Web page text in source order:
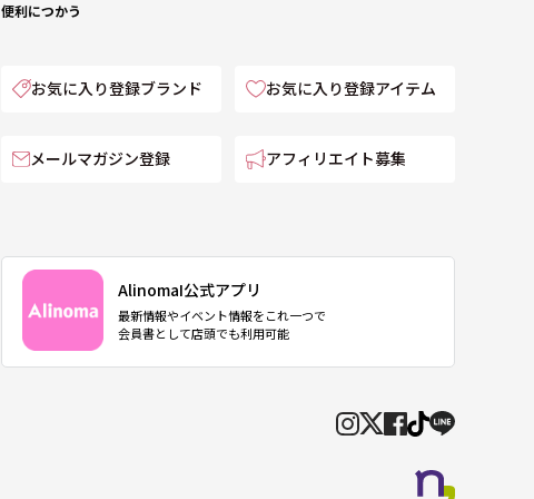
便利につかう
お気に入り登録ブランド お気に入り登録アイテム
メールマガジン登録 アフィリエイト募集
AlinomaI公式アプリ
最新情報やイベント情報をこれ一つで
会員書として店頭でも利用可能